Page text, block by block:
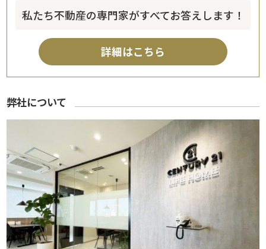
私たち不動産の専門家がすべてお答えします！
詳細はこちら
弊社について